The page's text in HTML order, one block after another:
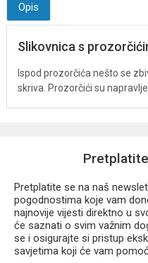
Opis
Slikovnica s
Ispod prozorčića nešto se
skriva. Prozorčići su
Pretplatite se na naš
pogodnostima koje vam
najnovije vijesti direktno u
će saznati o svim važnim
se i osigurajte si pristup
savjetima koji će vam